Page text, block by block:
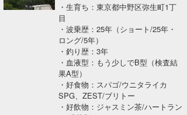
サーフィンエリアガイド
会員メニュー
今月のプレゼント
・生育ち：東京都中野区弥生町1丁
目
・波乗歴：25年（ショート/25年・
ロング/5年）
・釣り歴：3年
・血液型：もう少しでB型（検査結
果A型）
・好食物：スパゴ/ウニタライカ
SPG、ZEST/ブリトー
・好飲物：ジャスミン茶/ハートラン
コラム
ショップ情報
ショップ情報